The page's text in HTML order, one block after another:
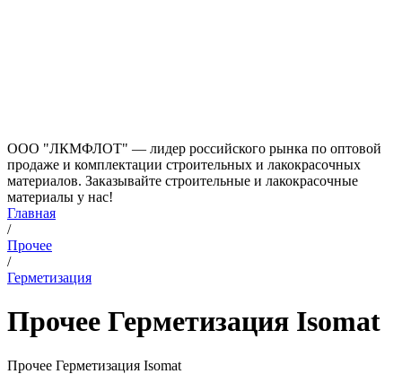
ООО "ЛКМФЛОТ" — лидер российского рынка по оптовой
продаже и комплектации строительных и лакокрасочных
материалов. Заказывайте строительные и лакокрасочные
материалы у нас!
Главная
/
Прочее
/
Герметизация
Прочее Герметизация Isomat
Прочее Герметизация Isomat